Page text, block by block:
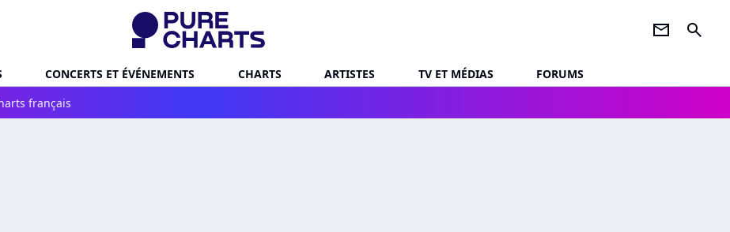
newsletter search
CONCERTS ET ÉVÉNEMENTS CHARTS ARTISTES TV ET MÉDIAS
FORUMS
français